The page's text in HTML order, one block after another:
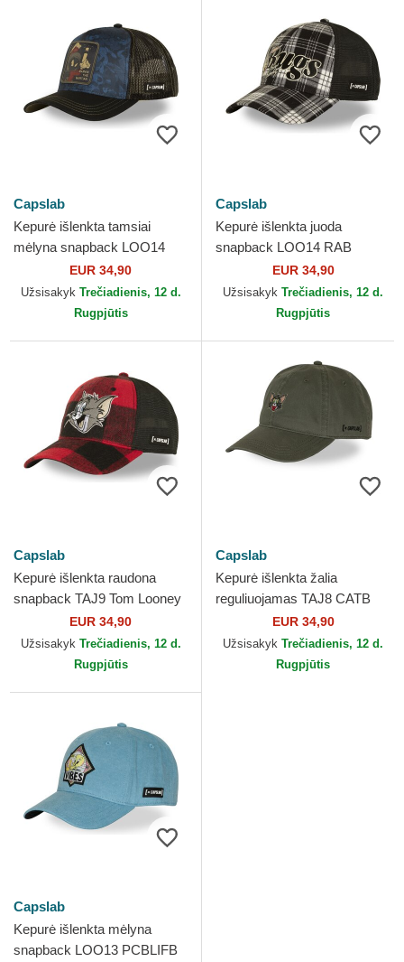
Capslab
Kepurė išlenkta tamsiai
mėlyna snapback LOO14
MAR Marsiukas Marvinas
Looney Tunes Capslab
EUR 34,90
Užsisakyk Trečiadienis, 12 d.
Rugpjūtis
Capslab
Kepurė išlenkta juoda
snapback LOO14 RAB
Kiškis Bagsis Looney Tunes
Capslab
EUR 34,90
Užsisakyk Trečiadienis, 12 d.
Rugpjūtis
Capslab
Kepurė išlenkta raudona
snapback TAJ9 Tom Looney
Tunes CapslabEUR 34,90
Užsisakyk Trečiadienis, 12 d.
Rugpjūtis
Capslab
Kepurė išlenkta žalia
reguliuojamas TAJ8 CATB
Tom Looney Tunes Capslab
EUR 34,90
Užsisakyk Trečiadienis, 12 d.
Rugpjūtis
Capslab
Kepurė išlenkta mėlyna
snapback LOO13 PCBLIFB